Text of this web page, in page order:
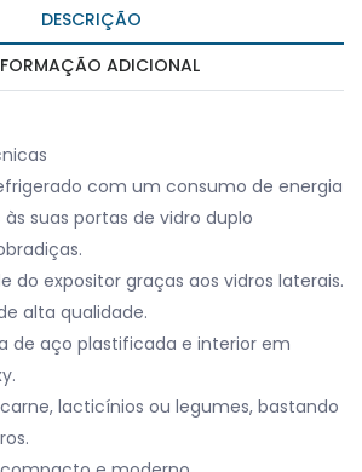
DESCRIÇÃO
ADICIONAL
com um consumo de energia
suas portas de vidro duplo
do expositor graças aos vidros laterais.
alta qualidade.
de aço plastificada e interior em
lacticínios ou legumes, bastando